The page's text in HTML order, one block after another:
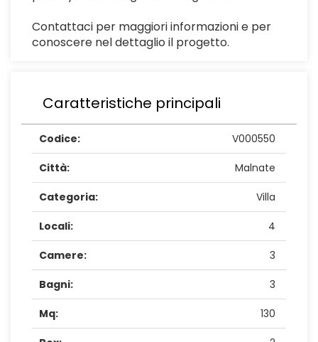
Contattaci per maggiori informazioni e per
conoscere nel dettaglio il progetto.
Caratteristiche principali
Codice: V000550
Città: Malnate
Categoria: Villa
Locali: 4
Camere: 3
Bagni: 3
Mq: 130